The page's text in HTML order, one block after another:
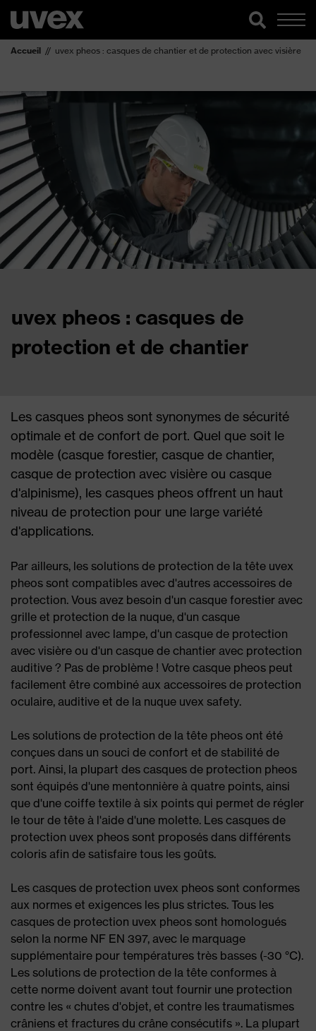
Accueil uvex pheos : casques de chantier et de protection avec visière
uvex pheos : casques de
protection et de chantier
Les casques pheos sont synonymes de sécurité
optimale et de confort de port. Quel que soit le
modèle (casque forestier, casque de chantier,
casque de protection avec visière ou casque
d'alpinisme), les casques pheos offrent un haut
niveau de protection pour une large variété
d'applications.
Par ailleurs, les solutions de protection de la tête uvex
pheos sont compatibles avec d'autres accessoires de
protection. Vous avez besoin d'un casque forestier avec
grille et protection de la nuque, d'un casque
professionnel avec lampe, d'un casque de protection
avec visière ou d'un casque de chantier avec protection
auditive ? Pas de problème ! Votre casque pheos peut
facilement être combiné aux accessoires de protection
oculaire, auditive et de la nuque uvex safety.
Les solutions de protection de la tête pheos ont été
conçues dans un souci de confort et de stabilité de
port. Ainsi, la plupart des casques de protection pheos
sont équipés d'une mentonnière à quatre points, ainsi
que d'une coiffe textile à six points qui permet de régler
le tour de tête à l'aide d'une molette. Les casques de
protection uvex pheos sont proposés dans différents
coloris afin de satisfaire tous les goûts.
Les casques de protection uvex pheos sont conformes
aux normes et exigences les plus strictes. Tous les
casques de protection uvex pheos sont homologués
selon la norme NF EN 397, avec le marquage
supplémentaire pour températures très basses (-30 °C).
Les solutions de protection de la tête conformes à
cette norme doivent avant tout fournir une protection
contre les « chutes d'objet, et contre les traumatismes
crâniens et fractures du crâne consécutifs ». La plupart